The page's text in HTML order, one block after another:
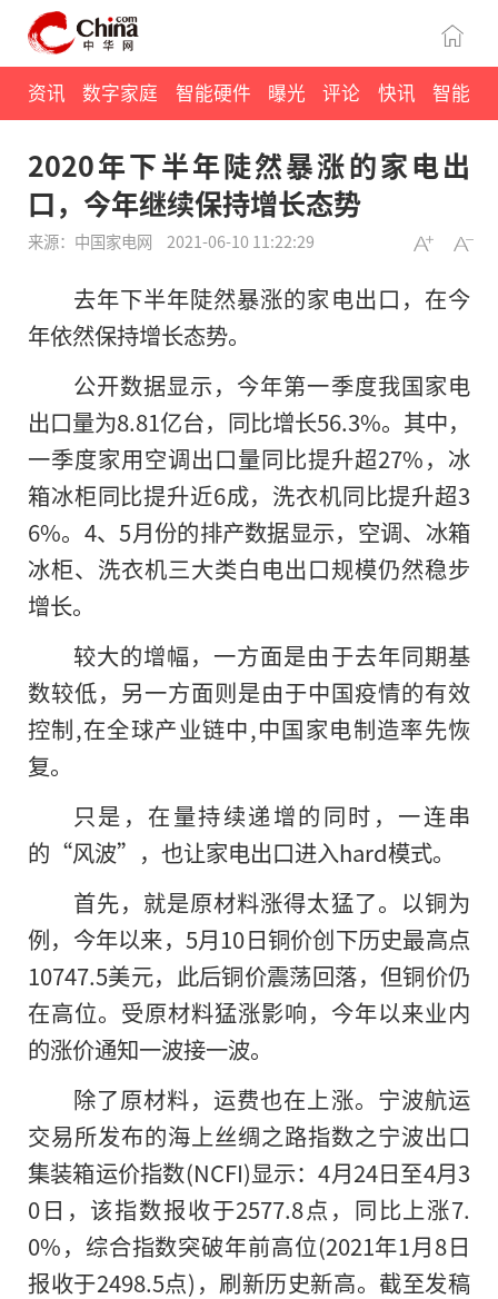
资讯 数字家庭 智能硬件 曝光 评论 快讯 智能
2020年下半年陡然暴涨的家电出
口，今年继续保持增长态势
来源：中国家电网 2021-06-10 11:22:29
去年下半年陡然暴涨的家电出口，在今
年依然保持增长态势。
公开数据显示，今年第一季度我国家电
出口量为8.81亿台，同比增长56.3%。其中，
一季度家用空调出口量同比提升超27%，冰
箱冰柜同比提升近6成，洗衣机同比提升超3
6%。4、5月份的排产数据显示，空调、冰箱
冰柜、洗衣机三大类白电出口规模仍然稳步
增长。
较大的增幅，一方面是由于去年同期基
数较低，另一方面则是由于中国疫情的有效
控制,在全球产业链中,中国家电制造率先恢
复。
只是，在量持续递增的同时，一连串
的“风波”，也让家电出口进入hard模式。
首先，就是原材料涨得太猛了。以铜为
例，今年以来，5月10日铜价创下历史最高点
10747.5美元，此后铜价震荡回落，但铜价仍
在高位。受原材料猛涨影响，今年以来业内
的涨价通知一波接一波。
除了原材料，运费也在上涨。宁波航运
交易所发布的海上丝绸之路指数之宁波出口
集装箱运价指数(NCFI)显示：4月24日至4月3
0日，该指数报收于2577.8点，同比上涨7.
0%，综合指数突破年前高位(2021年1月8日
报收于2498.5点)，刷新历史新高。截至发稿